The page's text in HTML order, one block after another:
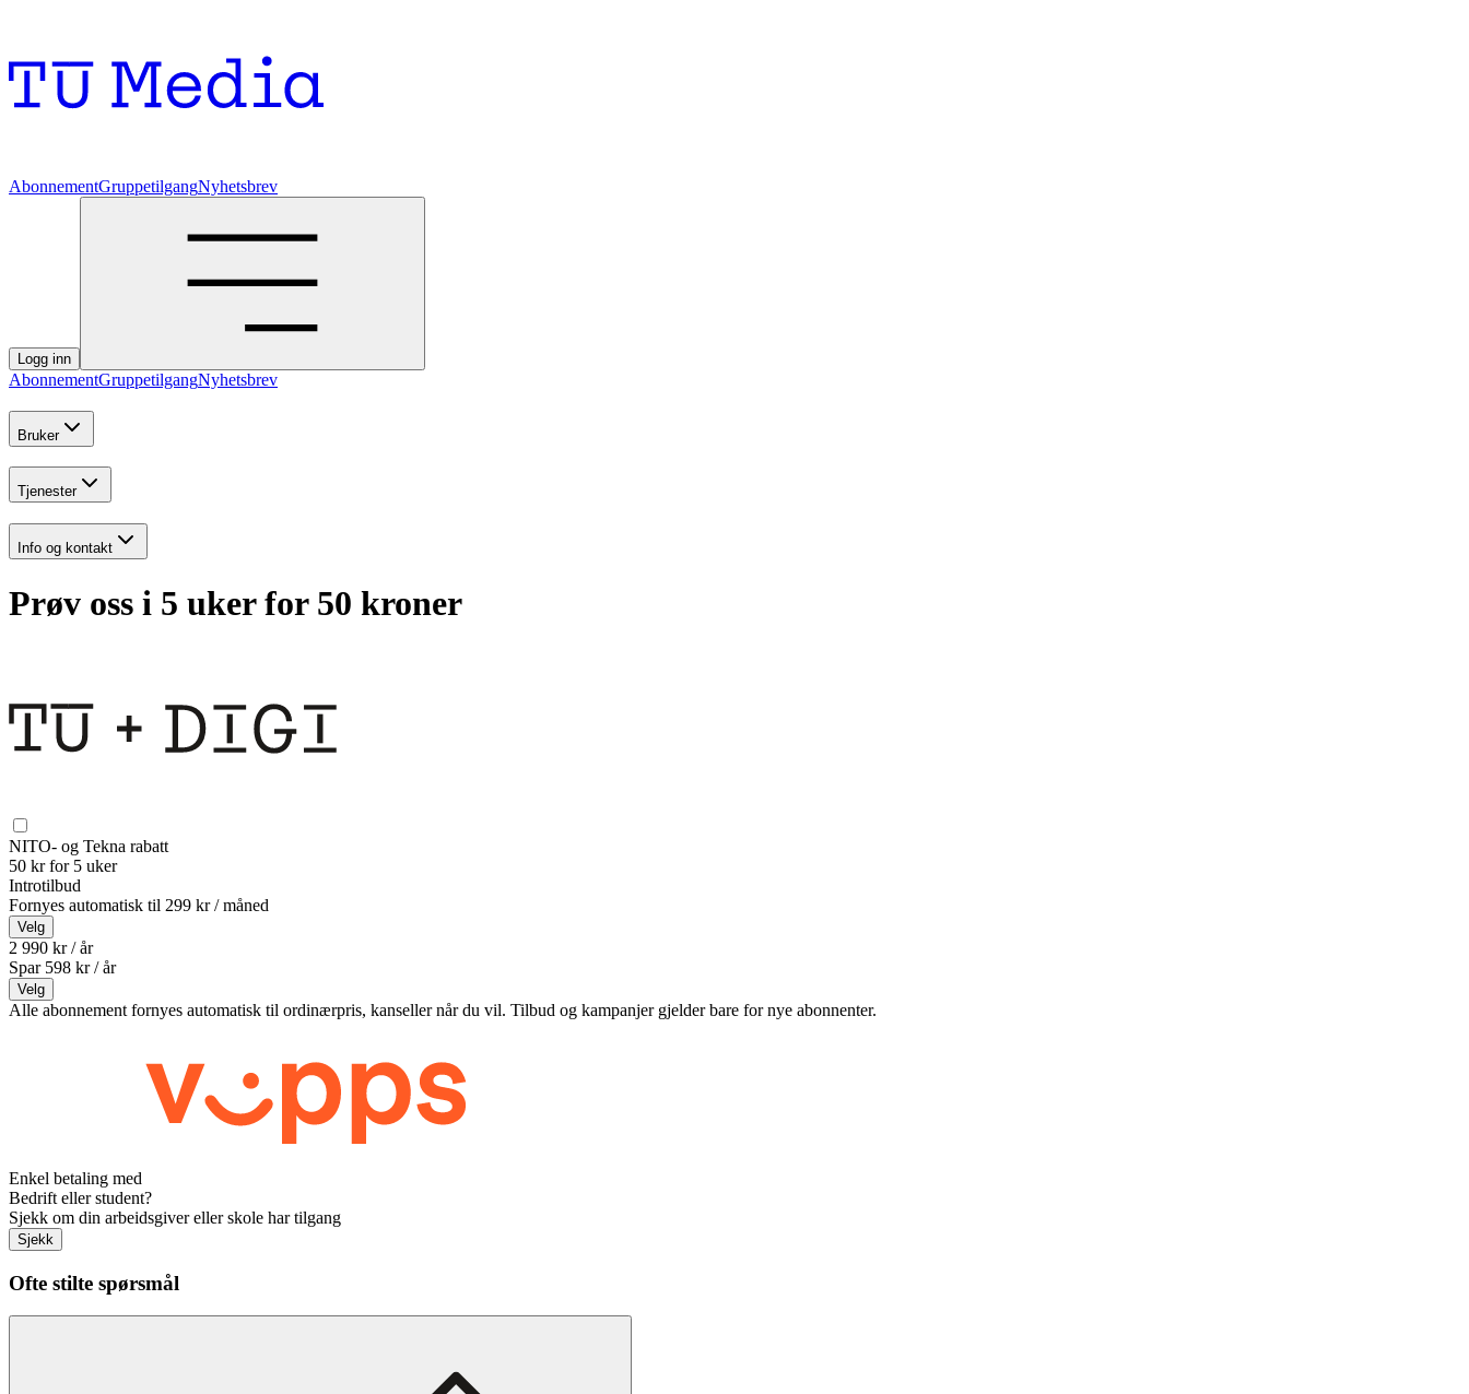
AbonnementGruppetilgangNyhetsbrev
Logg inn
AbonnementGruppetilgangNyhetsbrev
Bruker
Tjenester
Info og kontakt
Prøv oss i 5 uker for 50 kroner
NITO- og Tekna rabatt
50 kr for 5 uker
Introtilbud
Fornyes automatisk til 299 kr / måned
Velg
2 990 kr / år
Spar 598 kr /år
Velg
Alle abonnement fornyes automatisk til ordinærpris, kanseller når du vil. Tilbud og kampanjer gjelder bare for nye abonnenter.
Enkel betaling med
Bedrift eller student?
Sjekk om din arbeidsgiver eller skole har tilgang
Sjekk
Ofte stilte spørsmål